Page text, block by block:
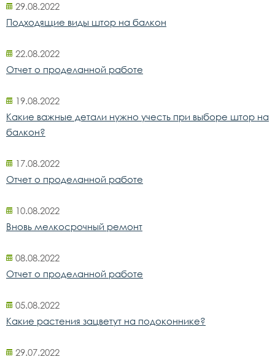
29.08.2022
Подходящие виды штор на балкон
22.08.2022
Отчет о проделанной работе
19.08.2022
Какие важные детали нужно учесть при выборе штор на
балкон?
17.08.2022
Отчет о проделанной работе
10.08.2022
Вновь мелкосрочный ремонт
08.08.2022
Отчет о проделанной работе
05.08.2022
Какие растения зацветут на подоконнике?
29.07.2022